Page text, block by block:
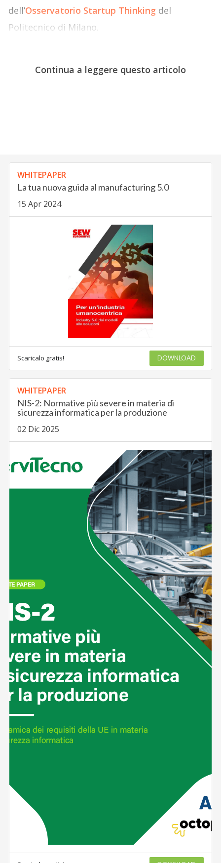
dell’Osservatorio Startup Thinking del
Politecnico di Milano.
Continua a leggere questo articolo
WHITEPAPER
La tua nuova guida al manufacturing 5.0
15 Apr 2024
Scaricalo gratis! DOWNLOAD
WHITEPAPER
NIS-2: Normative più severe in materia di
sicurezza informatica per la produzione
02 Dic 2025